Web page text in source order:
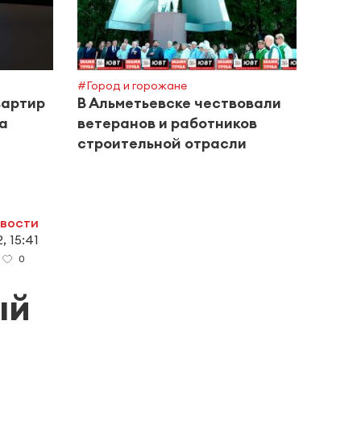
#Город и горожане
В Альметьевске чествовали
ветеранов и работников
строительной отрасли
15:41
0